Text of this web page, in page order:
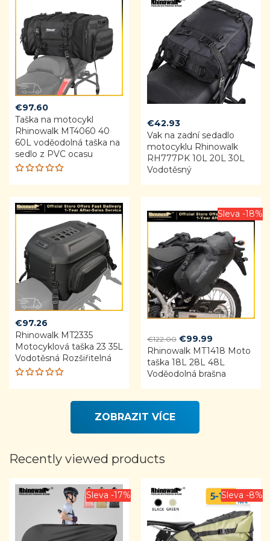
€97.60
Taška na motocykl
Rhinowalk MT4060 40
60L voděodolná taška na
sedlo z PVC ocasu
Rated
5.00out
of 5
€42.93
Vak na zadní sedadlo
motocyklu Rhinowalk
RH777PK 10L 20L 30L
Vodotěsný
€97.26
Rhinowalk MT2335
Motocyklová taška 23 35L
Vodotěsná Rozšiřitelná
Rated
Sleva -18%
€122.00 Original
price
was:
€122.00.
€99.99
price
is:
€99.99.
Rhinowalk MT1418 Moto
taška 18L 28L 48L
Voděodolná brašna
ZOBRAZIT VÍCE
Recently viewed products
Sleva -17% Sleva -8%